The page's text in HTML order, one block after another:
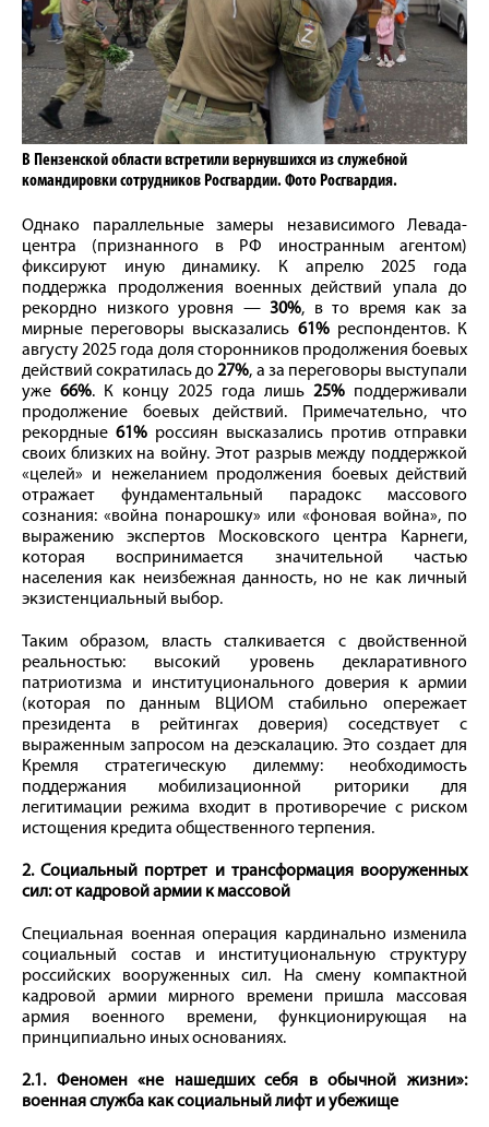
В Пензенской области встретили вернувшихся из служебной
командировки сотрудников Росгвардии. Фото Росгвардия.
Однако параллельные замеры независимого Левада-
центра (признанного в РФ иностранным агентом)
фиксируют иную динамику. К апрелю 2025 года
поддержка продолжения военных действий упала до
рекордно низкого уровня —30%, в то время как за
мирные переговоры высказались 61%респондентов. К
августу 2025 года доля сторонников продолжения боевых
действий сократилась до27%, а за переговоры выступали
уже 66%. К концу 2025 года лишь 25% поддерживали
продолжение боевых действий. Примечательно, что
рекордные 61% россиян высказались против отправки
своих близких на войну. Этот разрыв между поддержкой
«целей» и нежеланием продолжения боевых действий
отражает фундаментальный парадокс массового
сознания: «война понарошку» или «фоновая война», по
выражению экспертов Московского центра Карнеги,
которая воспринимается значительной частью
населения как неизбежная данность, но не как личный
экзистенциальный выбор.
Таким образом, власть сталкивается с двойственной
реальностью: высокий уровень декларативного
патриотизма и институционального доверия к армии
(которая по данным ВЦИОМ стабильно опережает
президента в рейтингах доверия) соседствует с
выраженным запросом на деэскалацию. Это создает для
Кремля стратегическую дилемму: необходимость
поддержания мобилизационной риторики для
легитимации режима входит в противоречие с риском
истощения кредита общественного терпения.
2. Социальный портрет и трансформация вооруженных
сил: от кадровой армии к массовой
Специальная военная операция кардинально изменила
социальный состав и институциональную структуру
российских вооруженных сил. На смену компактной
кадровой армии мирного времени пришла массовая
армия военного времени, функционирующая на
принципиально иных основаниях.
2.1. Феномен «не нашедших себя в обычной жизни»:
военная служба как социальный лифт и убежище